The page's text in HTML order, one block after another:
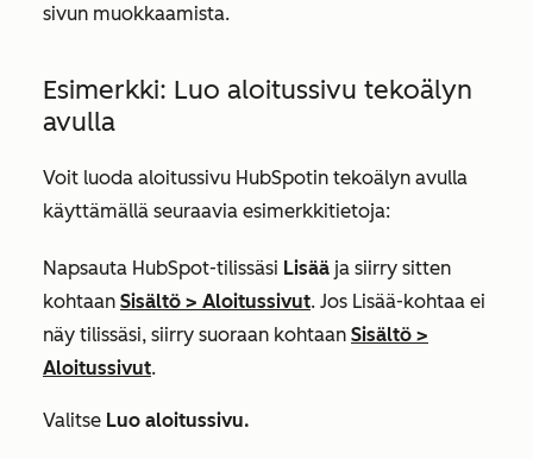
sivun muokkaamista.
Esimerkki: Luo aloitussivu tekoälyn
avulla
Voit luoda aloitussivu HubSpotin tekoälyn avulla
käyttämällä seuraavia esimerkkitietoja:
Napsauta HubSpot-tilissäsi Lisää ja siirry sitten
kohtaan Sisältö > Aloitussivut. Jos Lisää-kohtaa ei
näy tilissäsi, siirry suoraan kohtaan Sisältö >
Aloitussivut.
Valitse Luo aloitussivu.